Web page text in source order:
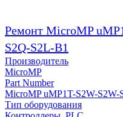
Ремонт MicroMP
S2Q-S2L-B1
Производитель
MicroMP
Part Number
MicroMP uMP1T-S2W-S2W-
Тип оборудования